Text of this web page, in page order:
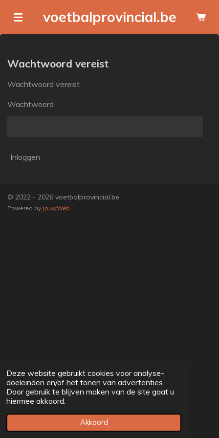
Deze website gebruikt cookies voor analyse-
doeleinden en/of het tonen van advertenties.
Door gebruik te blijven maken van de site gaat u
hiermee akkoord.
Akkoord
direct
naar
hoofdinhoud
voetbalprovincial.be
Wachtwoord vereist
Wachtwoord vereist
Wachtwoord
Inloggen
© 2022 - 2026 voetbalprovincial.be
Powered by JouwWeb